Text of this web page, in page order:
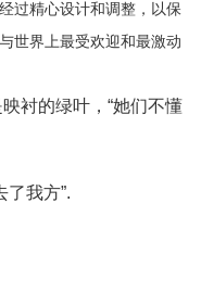
过精心设计和调整，以保
世界上最受欢迎和最激动
衬的绿叶，“她们不懂
了我方”.